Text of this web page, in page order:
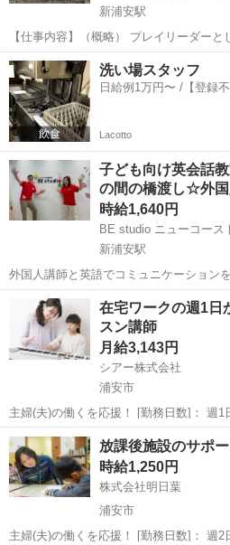
新浦安駅
【仕事内容】（概略） プレイリーダーとしてのおしごとです♪ １）浦
安市立「こどもの広場」の利用者（主に小学生
千葉 浦安市 新浦安駅
洗い場スタッフ
日給例1万円〜 /【登録
Lacotto
子ども向け英会話
の間の橋渡し☆外
時給1,640円
BE studio ニューコース
新浦安駅
外国人講師と英語でコミュニケーション
楽しめるように全身を使って踊ったり、
た英会話レッスンのお仕事♪ ■■ シフトの安定性◎子供たちの成長がや
りがいに！ ■■ こども英...
千葉 新浦安駅 その他
在宅ワークの週1日
スン講師
月給3,143円
シアー株式会社
浦安市
主婦(夫)の働くを応援！ [勤務日数]： 週1日~
10:00~15:00/10:00~16:00/09:00~14:00/
火/水/木/金/土/日 などから選べます [...
千葉 浦安市 その他
放課後施設のサポ
時給1,250円
株式会社明日葉
浦安市
主婦(夫)の働くを応援！ [勤務日数]： 週2日~ 13:00~17:00/09:00~17:00